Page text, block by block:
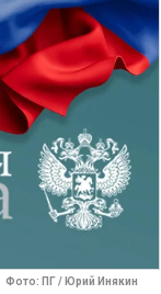
Фото: ПГ / Юрий Инякин